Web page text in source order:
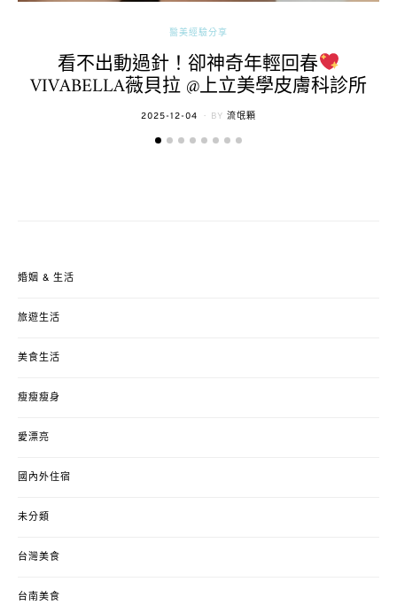
醫美經驗分享
看不出動過針！卻神奇年輕回春
VIVABELLA薇貝拉 @上立美學皮膚科診所
POSTED
2025-12-04 BY 流氓顆
婚姻 & 生活
旅遊生活
美食生活
瘦瘦瘦身
愛漂亮
國內外住宿
未分類
台灣美食
台南美食